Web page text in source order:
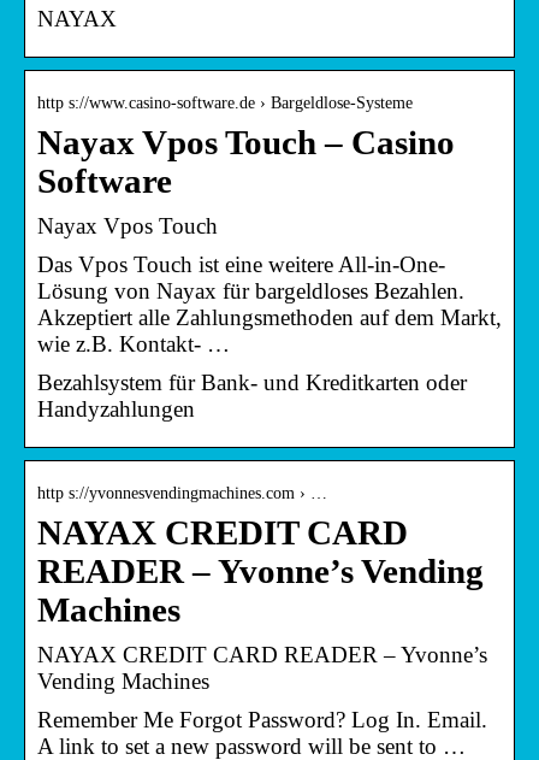
NAYAX
http s://www.casino-software.de › Bargeldlose-Systeme
Nayax Vpos Touch – Casino
Software
Nayax Vpos Touch
Das Vpos Touch ist eine weitere All-in-One-
Lösung von Nayax für bargeldloses Bezahlen.
Akzeptiert alle Zahlungsmethoden auf dem Markt,
wie z.B. Kontakt- …
Bezahlsystem für Bank- und Kreditkarten oder
Handyzahlungen
http s://yvonnesvendingmachines.com › …
NAYAX CREDIT CARD
READER – Yvonne’s Vending
Machines
NAYAX CREDIT CARD READER – Yvonne’s
Vending Machines
Remember Me Forgot Password? Log In. Email.
A link to set a new password will be sent to …